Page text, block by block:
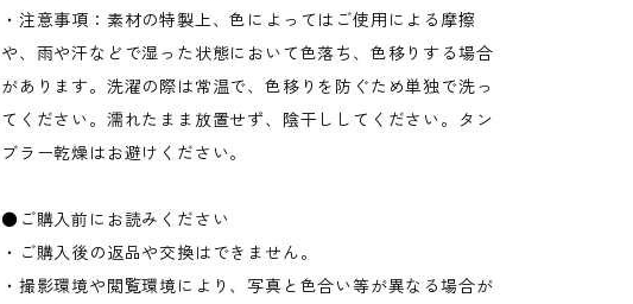
・注意事項：素材の特製上、色によってはご使用による摩擦
や、雨や汗などで湿った状態において色落ち、色移りする場合
があります。洗濯の際は常温で、色移りを防ぐため単独で洗っ
てください。濡れたまま放置せず、陰干ししてください。タン
ブラー乾燥はお避けください。
●ご購入前にお読みください
・ご購入後の返品や交換はできません。
・撮影環境や閲覧環境により、写真と色合い等が異なる場合が